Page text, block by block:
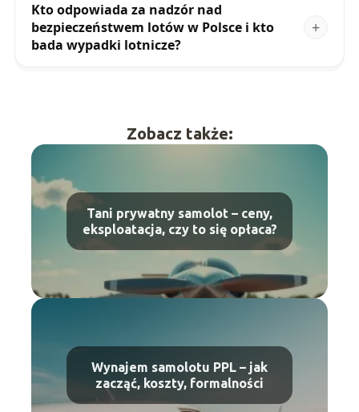
Kto odpowiada za nadzór nad
bezpieczeństwem lotów w Polsce i kto
bada wypadki lotnicze?
Zobacz także:
Tani prywatny samolot – ceny,
eksploatacja, czy to się opłaca?
Wynajem samolotu PPL – jak
zacząć, koszty, formalności